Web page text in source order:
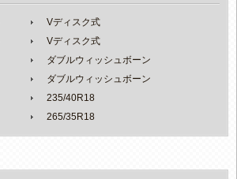
Vディスク式
Vディスク式
ダブルウィッシュボーン
ダブルウィッシュボーン
235/40R18
265/35R18